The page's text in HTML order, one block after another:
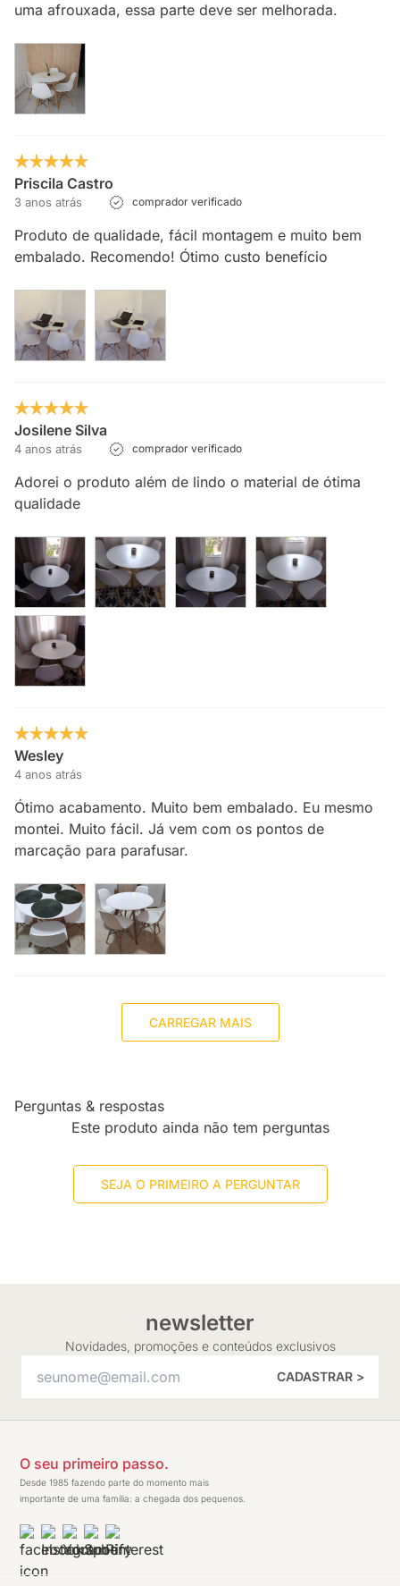
uma afrouxada, essa parte deve ser melhorada.
Priscila Castro
3 anos atrás comprador verificado
Produto de qualidade, fácil montagem e muito bem
embalado. Recomendo! Ótimo custo benefício
Josilene Silva
4 anos atrás comprador verificado
Adorei o produto além de lindo o material de ótima
qualidade
Wesley
4 anos atrás
Ótimo acabamento. Muito bem embalado. Eu mesmo
montei. Muito fácil. Já vem com os pontos de
marcação para parafusar.
CARREGAR MAIS
Perguntas & respostas
Este produto ainda não tem perguntas
SEJA O PRIMEIRO A PERGUNTAR
newsletter
Novidades, promoções e conteúdos exclusivos
CADASTRAR >
O seu primeiro passo.
Desde 1985 fazendo parte do momento mais
importante de uma família: a chegada dos pequenos.